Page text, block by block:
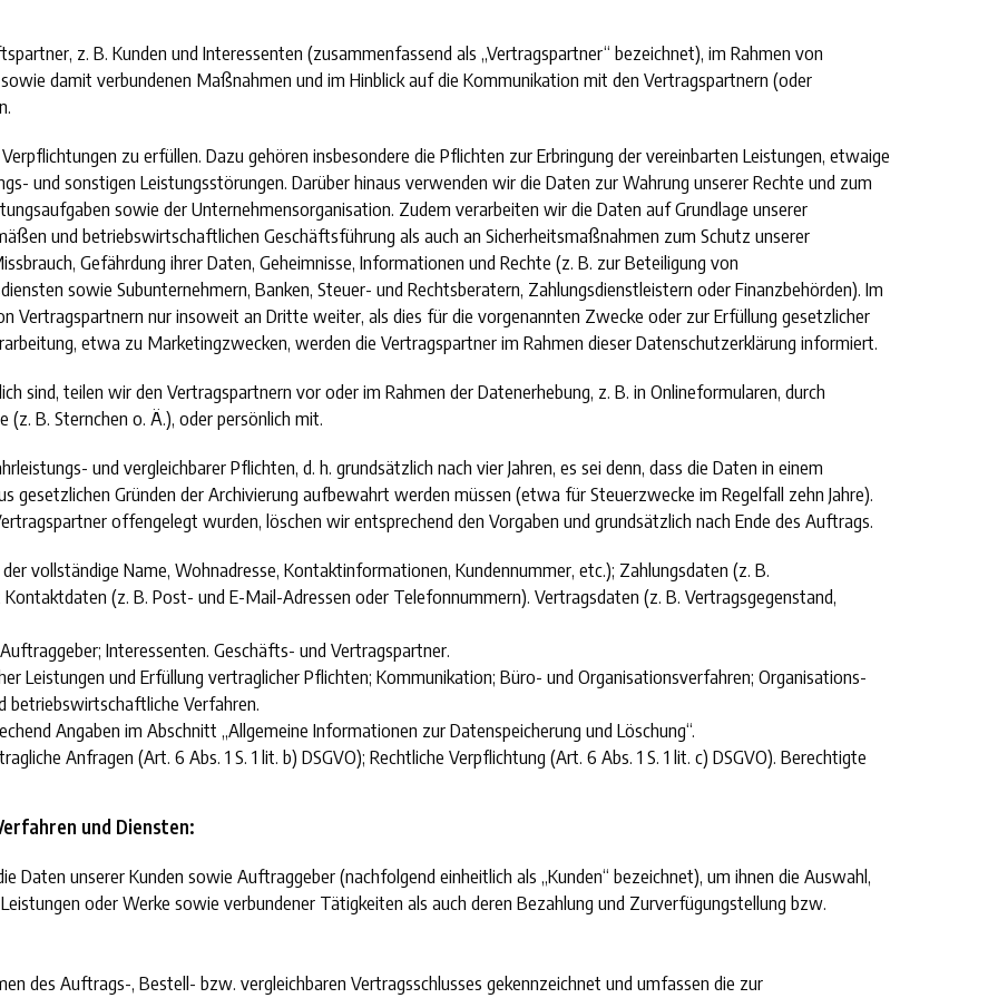
z. B. Kunden und Interessenten (zusammenfassend als „Vertragspartner“ bezeichnet), im Rahmen von
damit verbundenen Maßnahmen und im Hinblick auf die Kommunikation mit den Vertragspartnern (oder
zu erfüllen. Dazu gehören insbesondere die Pflichten zur Erbringung der vereinbarten Leistungen, etwaige
und sonstigen Leistungsstörungen. Darüber hinaus verwenden wir die Daten zur Wahrung unserer Rechte und zum
sowie der Unternehmensorganisation. Zudem verarbeiten wir die Daten auf Grundlage unserer
und betriebswirtschaftlichen Geschäftsführung als auch an Sicherheitsmaßnahmen zum Schutz unserer
Gefährdung ihrer Daten, Geheimnisse, Informationen und Rechte (z. B. zur Beteiligung von
sowie Subunternehmern, Banken, Steuer- und Rechtsberatern, Zahlungsdienstleistern oder Finanzbehörden). Im
Vertragspartnern nur insoweit an Dritte weiter, als dies für die vorgenannten Zwecke oder zur Erfüllung gesetzlicher
etwa zu Marketingzwecken, werden die Vertragspartner im Rahmen dieser Datenschutzerklärung informiert.
sind, teilen wir den Vertragspartnern vor oder im Rahmen der Datenerhebung, z. B. in Onlineformularen, durch
(z. B. Sternchen o. Ä.), oder persönlich mit.
und vergleichbarer Pflichten, d. h. grundsätzlich nach vier Jahren, es sei denn, dass die Daten in einem
gesetzlichen Gründen der Archivierung aufbewahrt werden müssen (etwa für Steuerzwecke im Regelfall zehn Jahre).
offengelegt wurden, löschen wir entsprechend den Vorgaben und grundsätzlich nach Ende des Auftrags.
vollständige Name, Wohnadresse, Kontaktinformationen, Kundennummer, etc.); Zahlungsdaten (z. B.
Kontaktdaten (z. B. Post- und E-Mail-Adressen oder Telefonnummern). Vertragsdaten (z. B. Vertragsgegenstand,
Interessenten. Geschäfts- und Vertragspartner.
Leistungen und Erfüllung vertraglicher Pflichten; Kommunikation; Büro- und Organisationsverfahren; Organisations-
betriebswirtschaftliche Verfahren.
Angaben im Abschnitt „Allgemeine Informationen zur Datenspeicherung und Löschung“.
Anfragen (Art. 6 Abs. 1 S. 1 lit. b) DSGVO); Rechtliche Verpflichtung (Art. 6 Abs. 1 S. 1 lit. c) DSGVO). Berechtigte
und Diensten:
Daten unserer Kunden sowie Auftraggeber (nachfolgend einheitlich als „Kunden“ bezeichnet), um ihnen die Auswahl,
oder Werke sowie verbundener Tätigkeiten als auch deren Bezahlung und Zurverfügungstellung bzw.
des Auftrags-, Bestell- bzw. vergleichbaren Vertragsschlusses gekennzeichnet und umfassen die zur